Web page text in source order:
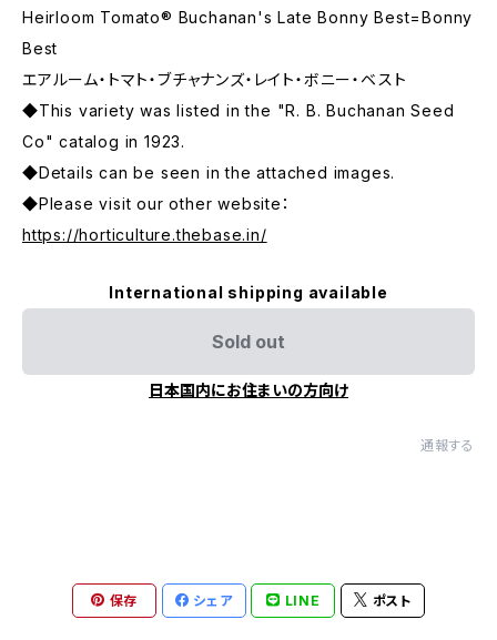
Heirloom Tomato® Buchanan's Late Bonny Best=Bonny
Best
エアルーム・トマト・ブチャナンズ・レイト・ボニー・ベスト
◆This variety was listed in the "R. B. Buchanan Seed
Co" catalog in 1923.
◆Details can be seen in the attached images.
◆Please visit our other website：
https://horticulture.thebase.in/
International shipping available
Sold out
日本国内にお住まいの方向け
通報する
保存 シェア LINE ポスト